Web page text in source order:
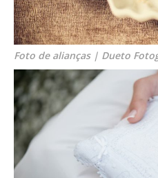
Foto de alianças | Dueto